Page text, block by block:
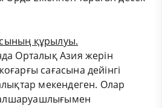
құрылуы.
Орталық Азия жерін
сағасына дейінгі
мекендеген. Олар